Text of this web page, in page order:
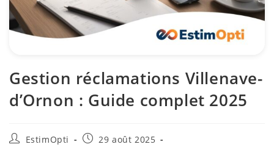
Gestion réclamations Villenave-
d’Ornon : Guide complet 2025
EstimOpti
29 août 2025